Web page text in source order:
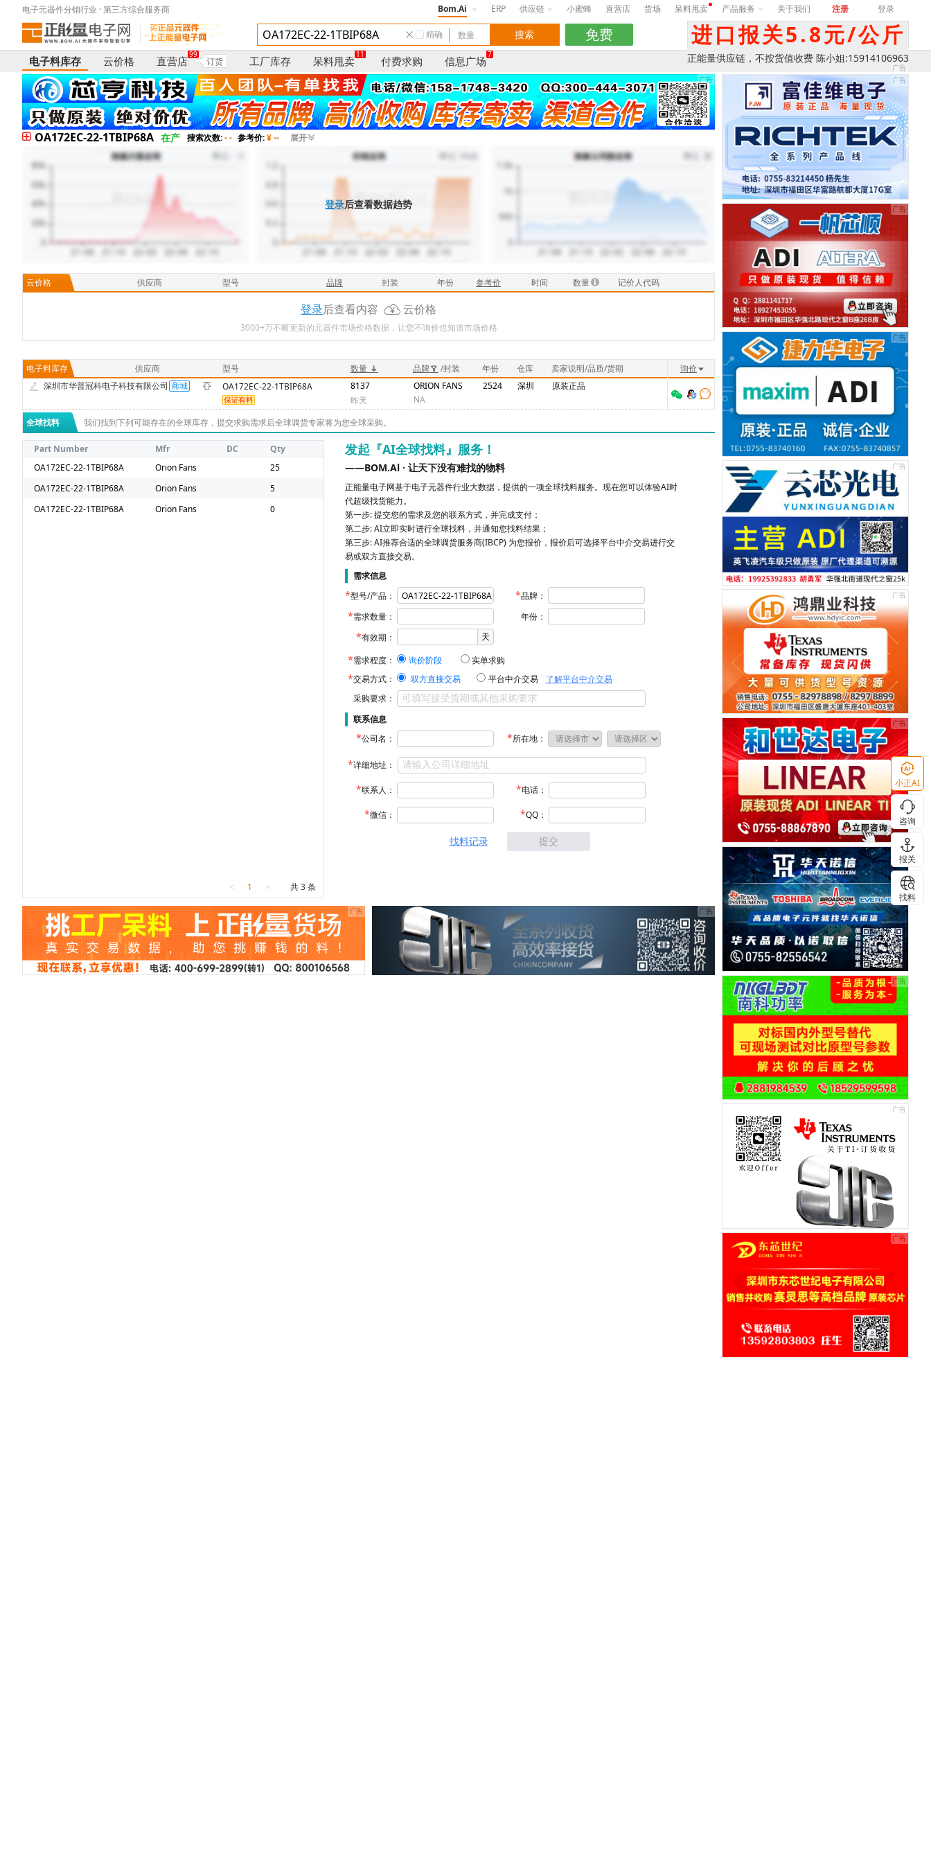
电子元器件分销行业 · 第三方综合服务商 Bom.Ai ERP 供应链 小蜜蜂 直营店 货场 呆料甩卖 产品服务 关于我们 注册 登录
精确 进口报关5.8元/公斤
正能量供应链，不按货值收费 陈小姐:15914106963
电子料库存 云价格 直营店
99
订货 工厂库存 呆料甩卖
11
付费求购 信息广场
7
OA172EC-22-1TBIP68A 在产 搜索次数:- - 参考价:¥ -- 展开
登录后查看数据趋势
云价格 供应商 型号 品牌 封装 年份 参考价 时间 数量 记价人代码
登录后查看内容 云价格
3000+万不断更新的元器件市场价格数据，让您不询价也知道市场价格
电子料库存 供应商 型号 数量 品牌 /封装 年份 仓库 卖家说明/品质/货期
询价
深圳市华普冠科电子科技有限公司
OA172EC-22-1TBIP68A
8137
昨天
ORION FANS
NA
2524 深圳 原装正品
全球找料 我们找到下列可能存在的全球库存，提交求购需求后全球调货专家将为您全球采购。
Part Number Mfr DC
Qty
OA172EC-22-1TBIP68A
Orion Fans
25
OA172EC-22-1TBIP68A
Orion Fans
5
OA172EC-22-1TBIP68A
Orion Fans 0
< 1 > 共 3 条
发起『AI全球找料』服务！
——BOM.Al · 让天下没有难找的物料
正能量电子网基于电子元器件行业大数据，提供的一项全球找料服务。现在您可以体验AI时
代超级找货能力。
第一步: 提交您的需求及您的联系方式，并完成支付；
第二步: AI立即实时进行全球找料，并通知您找料结果；
第三步: AI推荐合适的全球调货服务商(IBCP) 为您报价，报价后可选择平台中介交易进行交
易或双方直接交易。
需求信息
型号/产品：
品牌：
需求数量：
年份：
有效期：
天
需求程度：
询价阶段
实单求购
交易方式：
双方直接交易 平台中介交易
了解平台中介交易
采购要求：
联系信息
公司名：
所在地：
详细地址：
联系人： 电话：
微信： QQ：
找料记录 提交
小正AI
咨询
报关
找料